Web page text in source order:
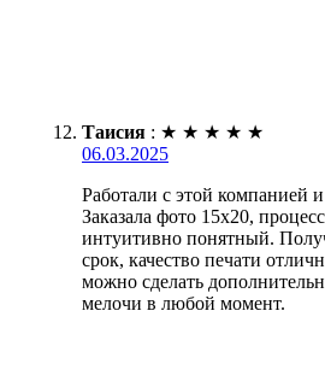
Таисия : ★ ★ ★ ★ ★
06.03.2025
Работали с этой компанией
Заказала фото 15х20,
интуитивно понятный.
срок, качество печати
можно сделать
мелочи в любой момент.